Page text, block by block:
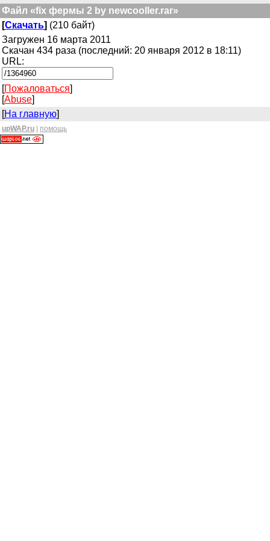
Файл «fix фермы 2 by newcooller.rar»
[Скачать] (210 байт)
Загружен 16 марта 2011
Скачан 434 раза (последний: 20 января 2012 в 18:11)
URL:
[Пожаловаться]
[Abuse]
[На главную]
upWAP.ru помощь